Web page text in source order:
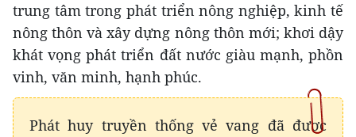
trung tâm trong phát triển nông nghiệp, kinh tế
nông thôn và xây dựng nông thôn mới; khơi dậy
khát vọng phát triển đất nước giàu mạnh, phồn
vinh, văn minh, hạnh phúc.
Phát huy truyền thống vẻ vang đã được